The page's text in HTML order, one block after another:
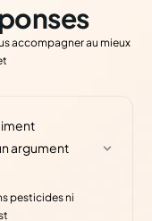
accompagner au mieux
argument
pesticides ni